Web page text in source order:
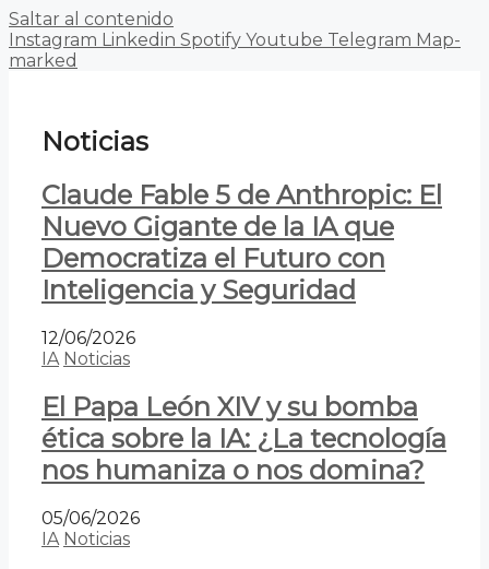
Saltar al contenido
Instagram Linkedin Spotify Youtube Telegram Map-
marked
Noticias
Claude Fable 5 de Anthropic: El
Nuevo Gigante de la IA que
Democratiza el Futuro con
Inteligencia y Seguridad
12/06/2026
IA Noticias
El Papa León XIV y su bomba
ética sobre la IA: ¿La tecnología
nos humaniza o nos domina?
05/06/2026
IA Noticias